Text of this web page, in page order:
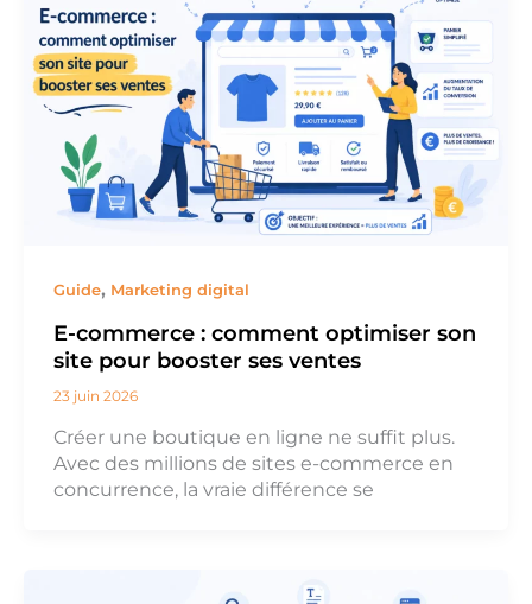
Guide, Marketing digital
E-commerce : comment optimiser son
site pour booster ses ventes
23 juin 2026
Créer une boutique en ligne ne suffit plus.
Avec des millions de sites e-commerce en
concurrence, la vraie différence se